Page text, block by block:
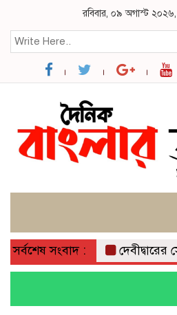
রবিবার, ০৯ অগাস্ট ২০২৬,
সর্বশেষ সংবাদ : দেবীদ্বারের